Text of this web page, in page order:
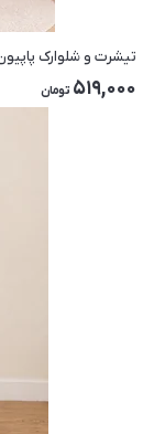
تیشرت و شلوارک پاپیون کد
519,000 تومان